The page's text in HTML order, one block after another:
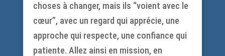
choses à changer, mais ils “voient avec le
cœur”, avec un regard qui apprécie, une
approche qui respecte, une confiance qui
patiente. Allez ainsi en mission, en